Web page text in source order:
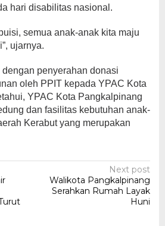
hari disabilitas nasional.
semua anak-anak kita maju
ujarnya.
penyerahan donasi
oleh PPIT kepada YPAC Kota
YPAC Kota Pangkalpinang
dan fasilitas kebutuhan anak-
Kerabut yang merupakan
Next post
Walikota Pangkalpinang
Serahkan Rumah Layak
Huni